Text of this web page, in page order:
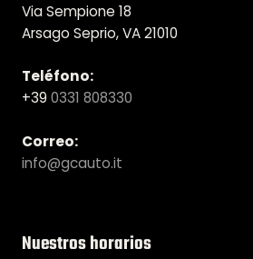
Via Sempione 18
Arsago Seprio, VA 21010
Teléfono:
+39 0331 808330
Correo:
info@gcauto.it
Nuestros horarios